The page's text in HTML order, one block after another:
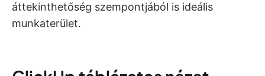
áttekinthetőség szempontjából is ideális
munkaterület.